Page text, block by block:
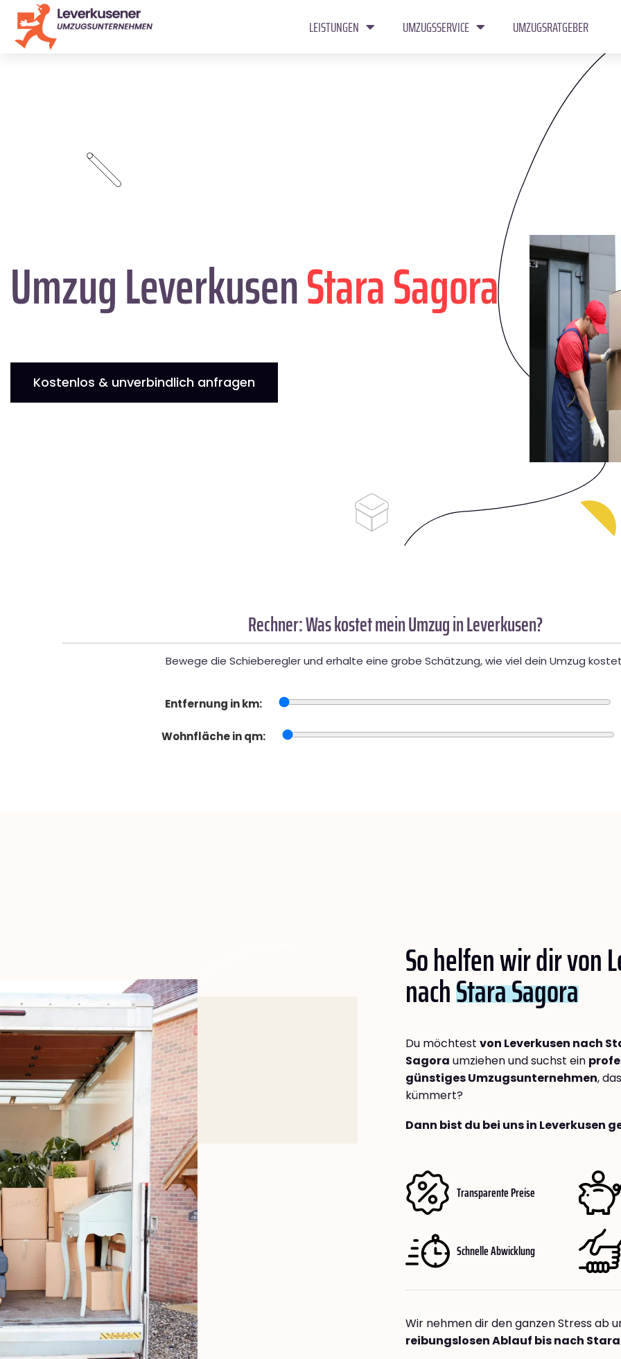
LEISTUNGEN UMZUGSSERVICE UMZUGSRATGEBER
Umzug LeverkusenStara Sagora
Kostenlos & unverbindlich anfragen
Rechner: Was kostet mein Umzug in Leverkusen?
Bewege die Schieberegler und erhalte eine grobe Schätzung, wie viel dein Umzug
Entfernung in km:
Wohnfläche in qm:
So helfen wir dir von
nachStara Sagora
Du möchtest von Leverkusen nach
Sagora umziehen und suchst ein
günstiges Umzugsunternehmen,
kümmert?
Dann bist du bei uns in Leverkusen
Transparente Preise
Schnelle Abwicklung
Wir nehmen dir den ganzen Stress ab
reibungslosen Ablauf bis nach